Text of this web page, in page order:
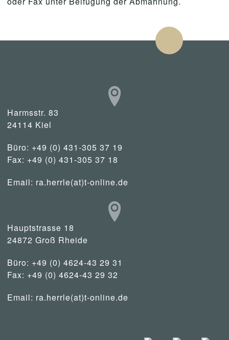
Harmsstr. 83
24114 Kiel
Büro: +49 (0) 431-305 37 19
Fax: +49 (0) 431-305 37 18
Email: ra.herrle(at)t-online.de
Hauptstrasse 18
24872 Groß Rheide
Büro: +49 (0) 4624-43 29 31
Fax: +49 (0) 4624-43 29 32
Email: ra.herrle(at)t-online.de